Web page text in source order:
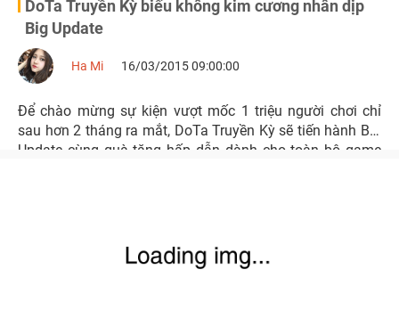
DoTa Truyền Kỳ biếu không kim cương nhân dịp
Big Update
Ha Mi 16/03/2015 09:00:00
Để chào mừng sự kiện vượt mốc 1 triệu người chơi chỉ
sau hơn 2 tháng ra mắt, DoTa Truyền Kỳ sẽ tiến hành Big
Update cùng quà tặng hấp dẫn dành cho toàn bộ game